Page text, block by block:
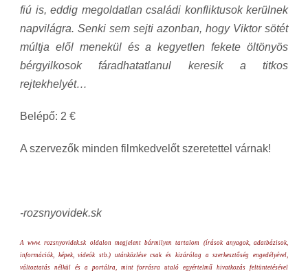
fiú is, eddig megoldatlan családi konfliktusok kerülnek
napvilágra. Senki sem sejti azonban, hogy Viktor sötét
múltja elől menekül és a kegyetlen fekete öltönyös
bérgyilkosok fáradhatatlanul keresik a titkos
rejtekhelyét…
Belépő: 2 €
A szervezők minden filmkedvelőt szeretettel várnak!
-rozsnyovidek.sk
A www. rozsnyovidek.sk oldalon megjelent bármilyen tartalom (írások anyagok, adatbázisok,
információk, képek, videók stb.) utánközlése csak és kizárólag a szerkesztőség engedélyével,
változtatás nélkül és a portálra, mint forrásra utaló egyértelmű hivatkozás feltüntetésével